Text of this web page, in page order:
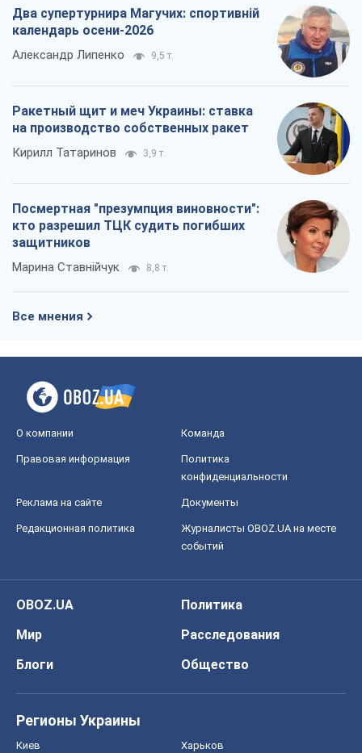
Два супертурнира Магучих: спортивній
календарь осени-2026
Александр Липенко 9,5 т.
Ракетный щит и меч Украины: ставка
на производство собственных ракет
Кирилл Татаринов 3,9 т.
Посмертная "презумпция виновности":
кто разрешил ТЦК судить погибших
защитников
Марина Ставнійчук 8,8 т.
Все мнения
О компании Команда
Правовая информация
Политика
конфиденциальности
Реклама на сайте Документы
Редакционная политика
Журналисты OBOZ.UA на месте
событий
OBOZ.UA
Политика
Мир
Расследования
Блоги
Общество
Регионы Украины
Киев Харьков